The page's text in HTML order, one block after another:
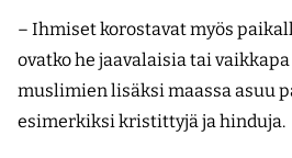
– Ihmiset korostavat myös
ovatko he jaavalaisia tai
muslimien lisäksi maassa asuu
esimerkiksi kristittyjä ja hinduja.